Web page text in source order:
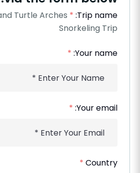
Trip name:
*
Turtle Arches
Snorkeling Trip
Your name:
*
Your email:
*
Country
*